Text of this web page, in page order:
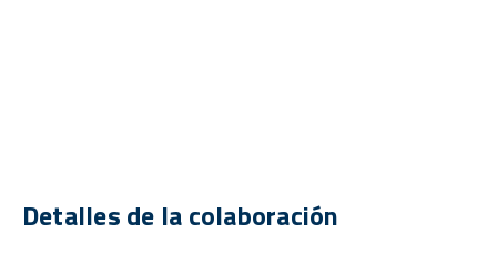
Detalles de la colaboración